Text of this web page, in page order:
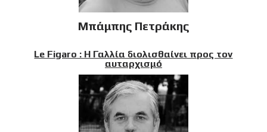
Μπάμπης Πετράκης
Le Figaro : Η Γαλλία διολισθαίνει προς τον
αυταρχισμό